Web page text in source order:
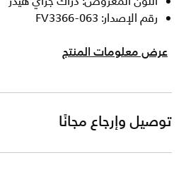
رقم الإصدار: FV3366-063
عرض معلومات المنتج
توصيل وإرجاع مجانًا